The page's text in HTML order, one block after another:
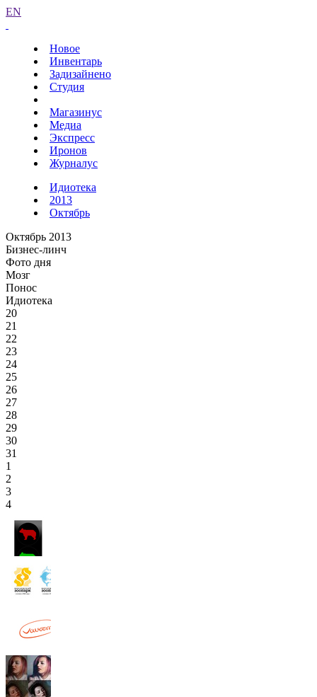
EN
Новое
Инвентарь
Задизайнено
Студия
Магазинус
Медиа
Экспресс
Иронов
Журналус
Идиотека
2013
Октябрь
Октябрь 2013
Бизнес-линч
Фото дня
Мозг
Понос
Идиотека
20
21
22
23
24
25
26
27
28
29
30
31
1
2
3
4